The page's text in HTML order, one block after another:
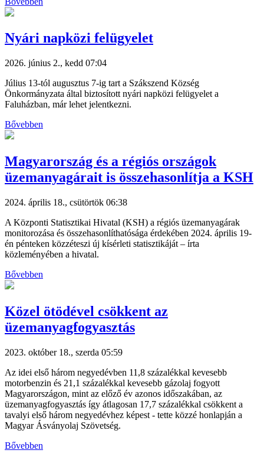
Nyári napközi felügyelet
2026. június 2., kedd 07:04
Július 13-tól augusztus 7-ig tart a Szákszend Község
Önkormányzata által biztosított nyári napközi felügyelet a
Faluházban, már lehet jelentkezni.
Bővebben
Magyarország és a régiós országok
üzemanyagárait is összehasonlítja a KSH
2024. április 18., csütörtök 06:38
A Központi Statisztikai Hivatal (KSH) a régiós üzemanyagárak
monitorozása és összehasonlíthatósága érdekében 2024. április 19-
én pénteken közzéteszi új kísérleti statisztikáját – írta
közleményében a hivatal.
Bővebben
Közel ötödével csökkent az
üzemanyagfogyasztás
2023. október 18., szerda 05:59
Az idei első három negyedévben 11,8 százalékkal kevesebb
motorbenzin és 21,1 százalékkal kevesebb gázolaj fogyott
Magyarországon, mint az előző év azonos időszakában, az
üzemanyagfogyasztás így átlagosan 17,7 százalékkal csökkent a
tavalyi első három negyedévhez képest - tette közzé honlapján a
Magyar Ásványolaj Szövetség.
Bővebben